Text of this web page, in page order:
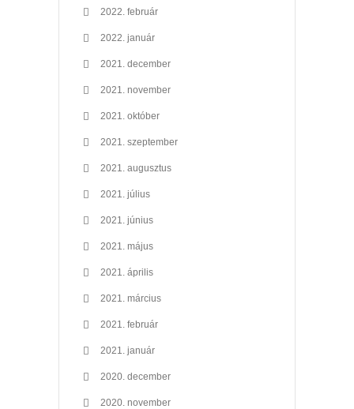
2022. február
2022. január
2021. december
2021. november
2021. október
2021. szeptember
2021. augusztus
2021. július
2021. június
2021. május
2021. április
2021. március
2021. február
2021. január
2020. december
2020. november